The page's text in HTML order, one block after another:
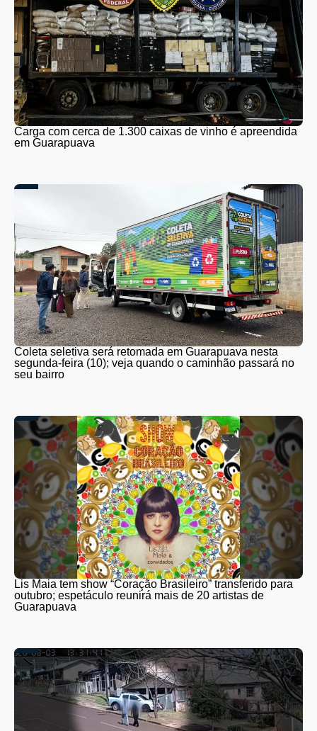
Carga com cerca de 1.300 caixas de vinho é apreendida
em Guarapuava
Coleta seletiva será retomada em Guarapuava nesta
segunda-feira (10); veja quando o caminhão passará no
seu bairro
Lis Maia tem show “Coração Brasileiro” transferido para
outubro; espetáculo reunirá mais de 20 artistas de
Guarapuava